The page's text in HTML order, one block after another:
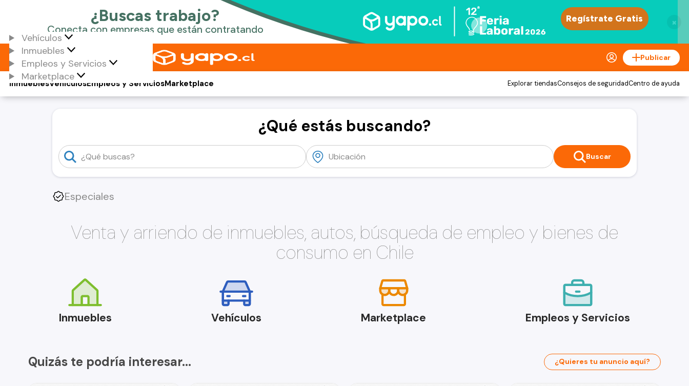
×
Vehículos
Inmuebles
Empleos y Servicios
Marketplace
Publicar
Vehículos
Inmuebles Empleos y ServiciosMarketplace Explorar tiendasConsejos de seguridadCentro de ayuda
¿Qué estás buscando?
Buscar
Especiales
Venta y arriendo de inmuebles, autos, búsqueda de empleo y bienes de
consumo en Chile
Inmuebles Vehículos Marketplace Empleos y Servicios
Quizás te podría interesar... ¿Quieres tu anuncio aquí?